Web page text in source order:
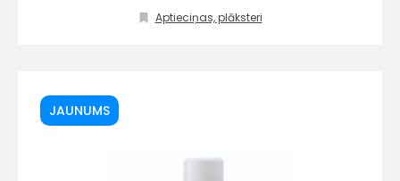
Aptieciņas, plāksteri
JAUNUMS